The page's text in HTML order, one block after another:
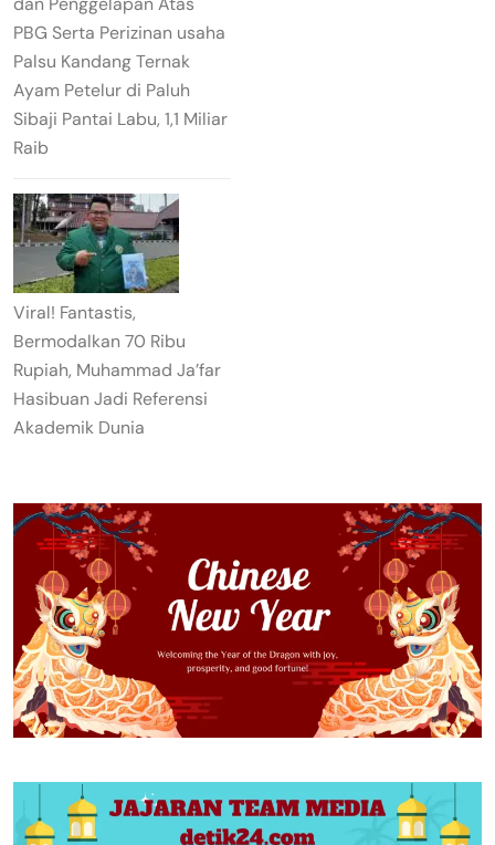
PBG Serta Perizinan usaha
Palsu Kandang Ternak
Ayam Petelur di Paluh
Sibaji Pantai Labu, 1,1 Miliar
Raib
Viral! Fantastis,
Bermodalkan 70 Ribu
Rupiah, Muhammad Ja’far
Hasibuan Jadi Referensi
Akademik Dunia